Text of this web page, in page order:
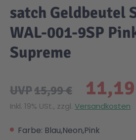
satch Geldbeutel
WAL-001-9SP
Supreme
UVP15,99 €
Inkl. 19% USt., zzgl. Versandkosten
Farbe: Blau,Neon,Pink